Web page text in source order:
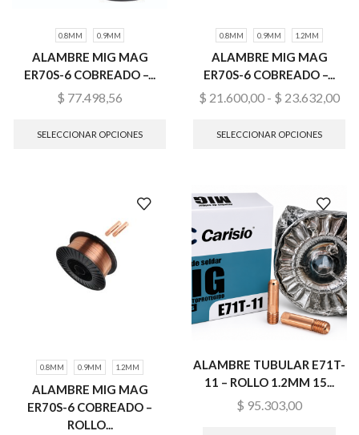
0.8MM 0.9MM
ALAMBRE MIG MAG
ER70S-6 COBREADO –...
$ 77.498,56
SELECCIONAR OPCIONES
0.8MM 0.9MM 1.2MM
ALAMBRE MIG MAG
ER70S-6 COBREADO –...
$ 21.600,00 - $ 23.632,00
SELECCIONAR OPCIONES
0.8MM 0.9MM 1.2MM
ALAMBRE MIG MAG
ER70S-6 COBREADO –
ROLLO...
ALAMBRE TUBULAR E71T-
11 – ROLLO 1.2MM 15...
$ 95.303,00